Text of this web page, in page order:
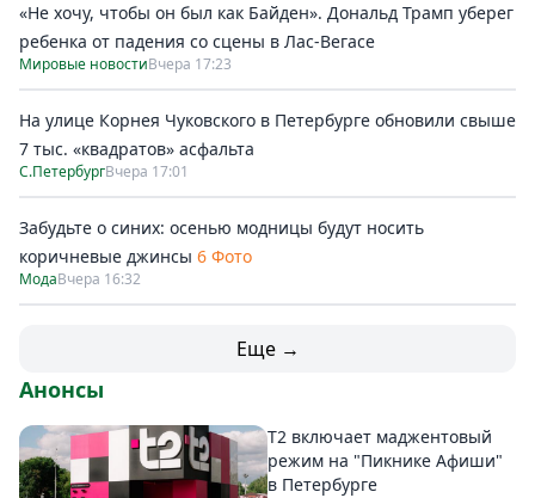
«Не хочу, чтобы он был как Байден». Дональд Трамп уберег
ребенка от падения со сцены в Лас-Вегасе
Мировые новостиВчера 17:23
На улице Корнея Чуковского в Петербурге обновили свыше
7 тыс. «квадратов» асфальта
С.ПетербургВчера 17:01
Забудьте о синих: осенью модницы будут носить
коричневые джинсы 6 Фото
МодаВчера 16:32
Еще →
Анонсы
Т2 включает маджентовый
режим на "Пикнике Афиши"
в Петербурге